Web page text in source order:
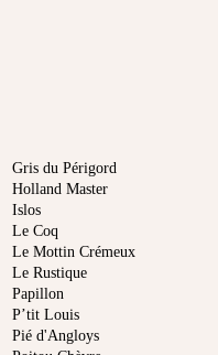
Gris du Périgord
Holland Master
Islos
Le Coq
Le Mottin Crémeux
Le Rustique
Papillon
P’tit Louis
Pié d'Angloys